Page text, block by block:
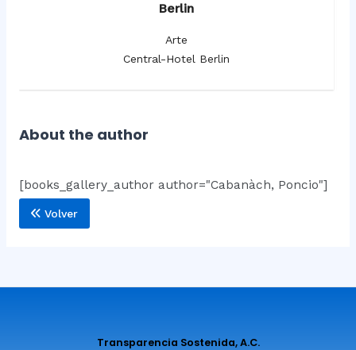
Berlin
Arte
Central-Hotel Berlin
About the author
[books_gallery_author author="Cabanàch, Poncio"]
Volver
Transparencia Sostenida, A.C.